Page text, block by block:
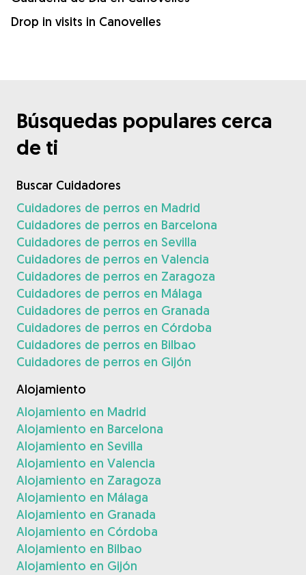
Drop in visits in Canovelles
Búsquedas populares cerca
de ti
Buscar Cuidadores
Cuidadores de perros en Madrid
Cuidadores de perros en Barcelona
Cuidadores de perros en Sevilla
Cuidadores de perros en Valencia
Cuidadores de perros en Zaragoza
Cuidadores de perros en Málaga
Cuidadores de perros en Granada
Cuidadores de perros en Córdoba
Cuidadores de perros en Bilbao
Cuidadores de perros en Gijón
Alojamiento
Alojamiento en Madrid
Alojamiento en Barcelona
Alojamiento en Sevilla
Alojamiento en Valencia
Alojamiento en Zaragoza
Alojamiento en Málaga
Alojamiento en Granada
Alojamiento en Córdoba
Alojamiento en Bilbao
Alojamiento en Gijón